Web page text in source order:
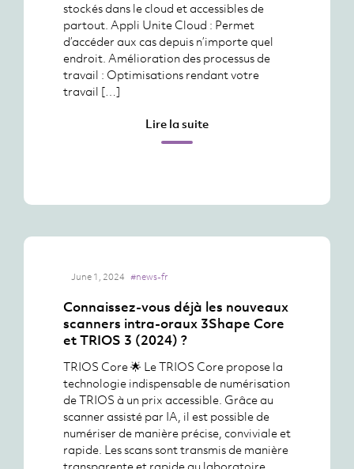
stockés dans le cloud et accessibles de
partout. Appli Unite Cloud : Permet
d’accéder aux cas depuis n’importe quel
endroit. Amélioration des processus de
travail : Optimisations rendant votre
travail […]
Lire la suite
June 1, 2024 #news-fr
Connaissez-vous déjà les nouveaux
scanners intra-oraux 3Shape Core
et TRIOS 3 (2024) ?
TRIOS Core 🌟 Le TRIOS Core propose la
technologie indispensable de numérisation
de TRIOS à un prix accessible. Grâce au
scanner assisté par IA, il est possible de
numériser de manière précise, conviviale et
rapide. Les scans sont transmis de manière
transparente et rapide au laboratoire